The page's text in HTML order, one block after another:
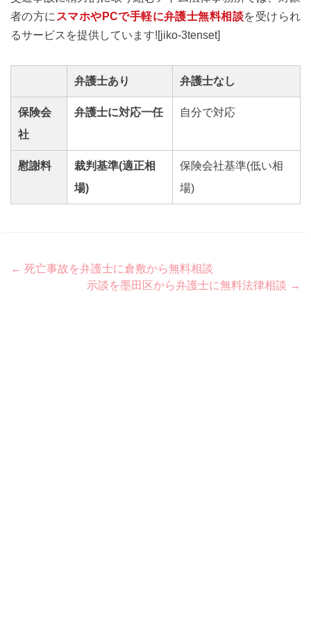
者の方に スマホやPCで手軽に弁護士無料相談を受けられ
るサービスを提供しています![jiko-3tenset]
弁護士あり 弁護士なし
保険会
社
弁護士に対応一任 自分で対応
慰謝料
裁判基準(適正相
場)
保険会社基準(低い相
場)
Post
navigation
← 死亡事故を弁護士に倉敷から無料相談
示談を墨田区から弁護士に無料法律相談 →